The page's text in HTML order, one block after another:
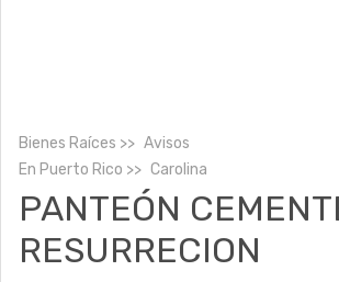
Bienes Raíces
Avisos
En Puerto Rico Carolina
PANTEÓN
RESURRECION